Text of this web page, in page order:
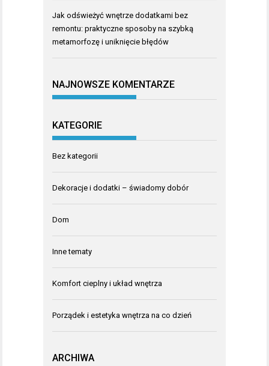
Jak odświeżyć wnętrze dodatkami bez
remontu: praktyczne sposoby na szybką
metamorfozę i uniknięcie błędów
NAJNOWSZE KOMENTARZE
KATEGORIE
Bez kategorii
Dekoracje i dodatki – świadomy dobór
Dom
Inne tematy
Komfort cieplny i układ wnętrza
Porządek i estetyka wnętrza na co dzień
ARCHIWA